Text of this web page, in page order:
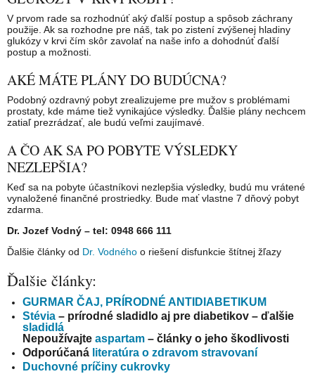
V prvom rade sa rozhodnúť aký ďalší postup a spôsob záchrany
použije. Ak sa rozhodne pre náš, tak po zistení zvýšenej hladiny
glukózy v krvi čím skôr zavolať na naše info a dohodnúť ďalší
postup a možnosti.
AKÉ MÁTE PLÁNY DO BUDÚCNA?
Podobný ozdravný pobyt zrealizujeme pre mužov s problémami
prostaty, kde máme tiež vynikajúce výsledky. Ďalšie plány nechcem
zatiaľ prezrádzať, ale budú veľmi zaujímavé.
A ČO AK SA PO POBYTE VÝSLEDKY
NEZLEPŠIA?
Keď sa na pobyte účastníkovi nezlepšia výsledky, budú mu vrátené
vynaložené finančné prostriedky. Bude mať vlastne 7 dňový pobyt
zdarma.
Dr. Jozef Vodný – tel: 0948 666 111
Ďalšie články od Dr. Vodného o riešení disfunkcie štítnej žľazy
Ďalšie články:
GURMAR ČAJ, PRÍRODNÉ ANTIDIABETIKUM
Stévia – prírodné sladidlo aj pre diabetikov – ďalšie
sladidlá
Nepoužívajteaspartam – články o jeho škodlivosti
Odporúčaná literatúra o zdravom stravovaní
Duchovné príčiny cukrovky